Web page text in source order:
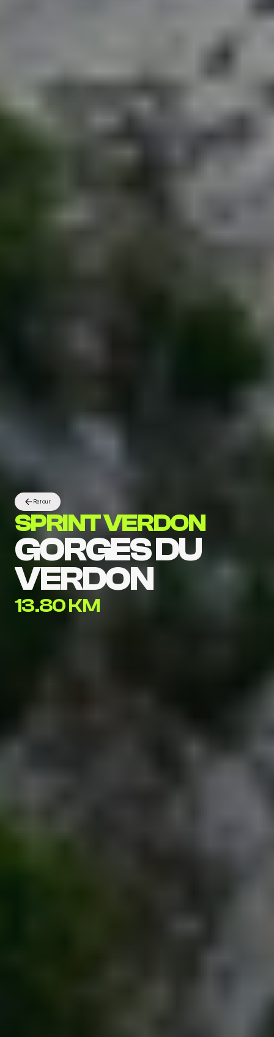
Retour
SPRINT VERDON
GORGES DU
VERDON
13.80 KM